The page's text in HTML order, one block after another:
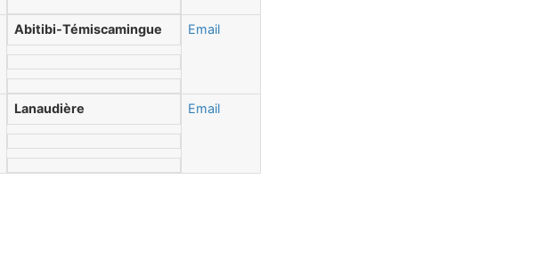
Abitibi-Témiscamingue Email
Lanaudière Email